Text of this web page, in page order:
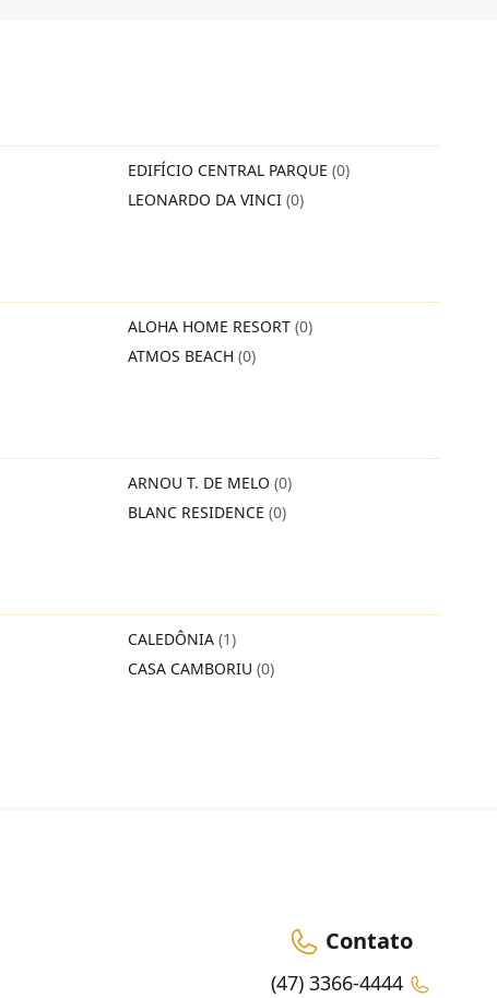
EDIFÍCIO CENTRAL PARQUE (0)
LEONARDO DA VINCI (0)
ALOHA HOME RESORT (0)
ATMOS BEACH (0)
ARNOU T. DE MELO (0)
BLANC RESIDENCE (0)
CALEDÔNIA (1)
CASA CAMBORIU (0)
Contato
(47) 3366-4444